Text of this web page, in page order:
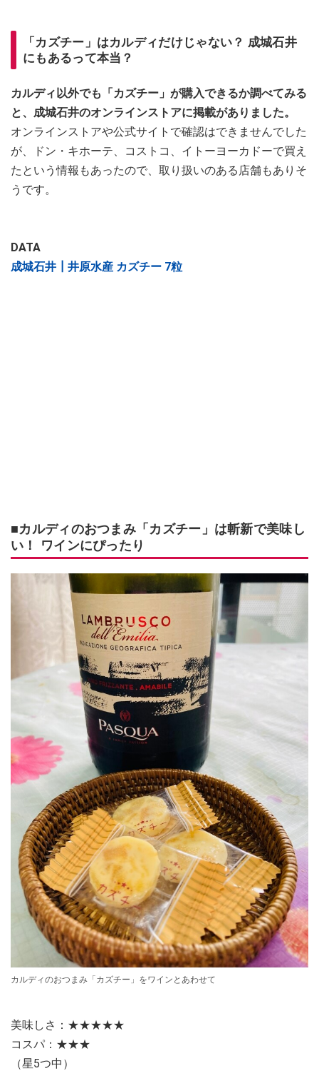
「カズチー」はカルディだけじゃない？ 成城石井
にもあるって本当？
カルディ以外でも「カズチー」が購入できるか調べてみる
と、成城石井のオンラインストアに掲載がありました。
オンラインストアや公式サイトで確認はできませんでした
が、ドン・キホーテ、コストコ、イトーヨーカドーで買え
たという情報もあったので、取り扱いのある店舗もありそ
うです。
DATA
成城石井┃井原水産 カズチー 7粒
■カルディのおつまみ「カズチー」は斬新で美味し
い！ ワインにぴったり
カルディのおつまみ「カズチー」をワインとあわせて
美味しさ：★★★★★
コスパ：★★★
（星5つ中）